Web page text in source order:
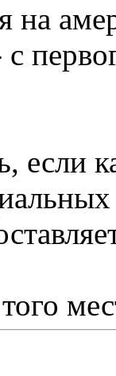
на
если